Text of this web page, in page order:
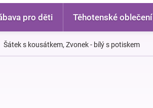
pro děti Těhotenské oblečení
Šátek s kousátkem, Zvonek - bílý s potiskem